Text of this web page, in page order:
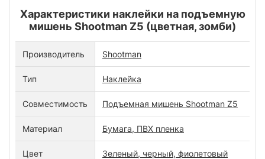
Характеристики наклейки на подъемную
мишень Shootman Z5 (цветная, зомби)
Производитель Shootman
Тип Наклейка
Совместимость Подъемная мишень Shootman Z5
Материал Бумага, ПВХ пленка
Цвет Зеленый, черный, фиолетовый